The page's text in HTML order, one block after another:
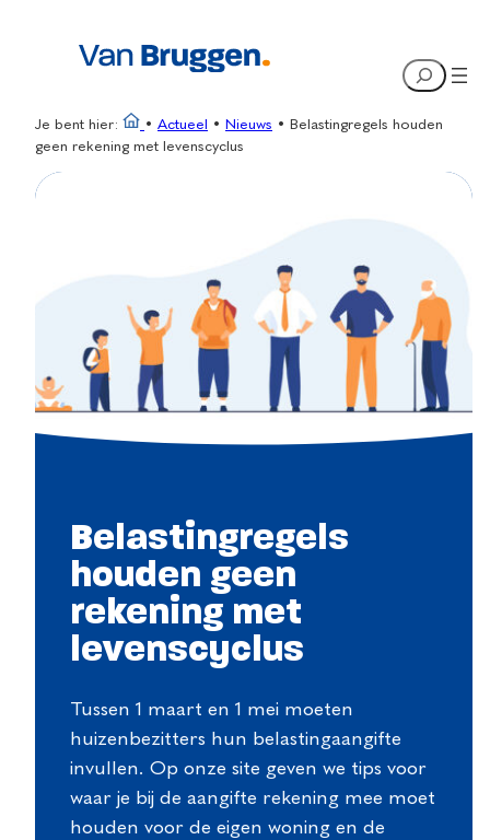
Search
Je bent hier: • Actueel • Nieuws •
Belastingregels houden
geen rekening met levenscyclus
Belastingregels
houden geen
rekening met
levenscyclus
Tussen 1 maart en 1 mei moeten
huizenbezitters hun belastingaangifte
invullen. Op onze site geven we tips voor
waar je bij de aangifte rekening mee moet
houden voor de eigen woning en de